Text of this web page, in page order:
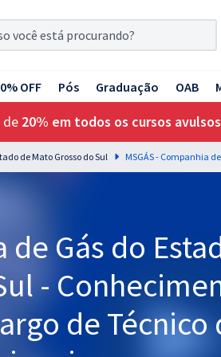
OFF Pós Graduação OAB
de 20% em todos os cursos
de Mato Grosso do Sul
de Gás do
-
de Técnico